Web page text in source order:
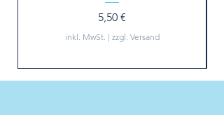
Preis
5,50 €
inkl. MwSt. | zzgl. Versand